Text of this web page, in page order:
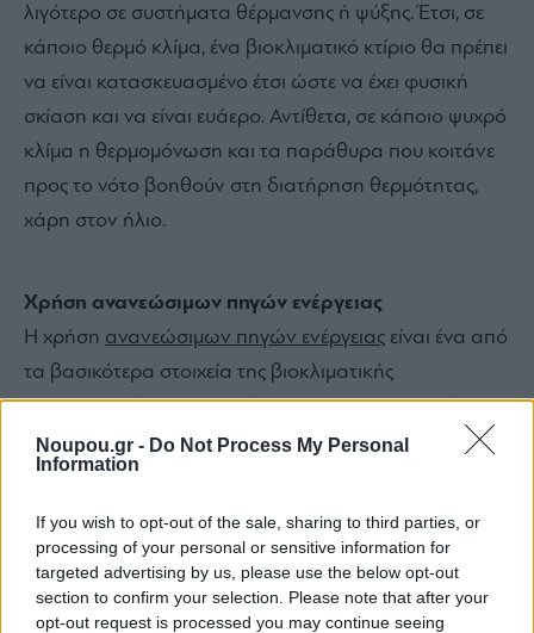
Noupou.gr - Do Not Process My Personal
Information
If you wish to opt-out of the sale, sharing to third parties, or
processing of your personal or sensitive information for
targeted advertising by us, please use the below opt-out
section to confirm your selection. Please note that after your
opt-out request is processed you may continue seeing
λιγότερο σε συστήματα θέρμανσης ή ψύξης. Έτσι, σε
κάποιο θερμό κλίμα, ένα βιοκλιματικό κτίριο θα πρέπει
να είναι κατασκευασμένο έτσι ώστε να έχει φυσική
σκίαση και να είναι ευάερο. Αντίθετα, σε κάποιο ψυχρό
κλίμα η θερμομόνωση και τα παράθυρα που κοιτάνε
προς το νότο βοηθούν στη διατήρηση θερμότητας,
χάρη στον ήλιο.
Χρήση ανανεώσιμων πηγών ενέργειας
Η χρήση ανανεώσιμων πηγών ενέργειας είναι ένα από
τα βασικότερα στοιχεία της βιοκλιματικής
αρχιτεκτονικής, αφού πρόκειται για μία πρακτική που
στόχο έχει την προστασία του περιβάλλοντος. Αντί
λοιπόν για μη ανανεώσιμες πηγές ενέργειας, όπως
είναι το πετρέλαιο, η βιοκλιματική αρχιτεκτονική
χρησιμοποιεί φωτοβολταϊκά, ηλιακούς σωλήνες, και
γεωθερμικά συστήματα. Επίσης, γίνεται σωστός
προσανατολισμός του σπιτιού, ώστε η ύπαρξη